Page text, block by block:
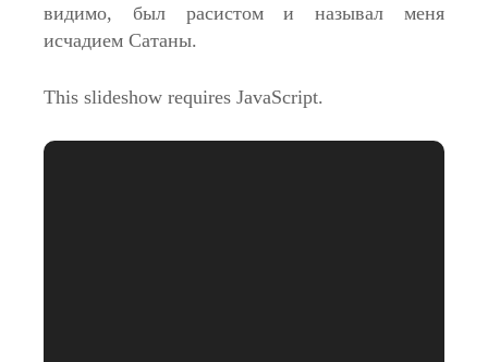
видимо, был расистом и называл меня
исчадием Сатаны.
This slideshow requires JavaScript.